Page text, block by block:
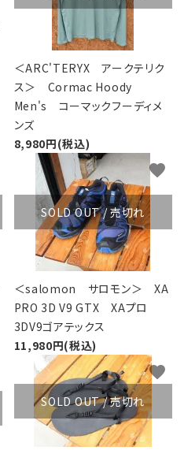
＜ARC'TERYX アークテリク
ス＞ Cormac Hoody
Men's コーマックフーディメ
ンズ
8,980円(税込)
SOLD OUT / 売切れ
＜salomon サロモン＞ XA
PRO 3D V9 GTX XAプロ
3DV9ゴアテックス
11,980円(税込)
favorite
SOLD OUT / 売切れ
favorite